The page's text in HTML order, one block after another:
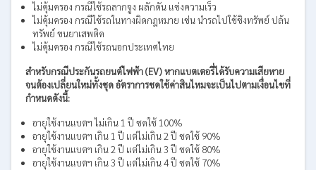
ไม่คุ้มครอง กรณีใช้รถลากจูง ผลักดัน แข่งความเร็ว
ไม่คุ้มครอง กรณีใช้รถในทางผิดกฎหมาย เช่น นำรถไปใช้ชิงทรัพย์ ปล้น
ทรัพย์ ขนยาเสพติด
ไม่คุ้มครอง กรณีใช้รถนอกประเทศไทย
สำหรับกรณีประกันรถยนต์ไฟฟ้า (EV) หากแบตเตอรี่ได้รับความเสียหาย
จนต้องเปลี่ยนใหม่ทั้งชุด อัตราการชดใช้ค่าสินไหมจะเป็นไปตามเงื่อนไขที่
กำหนดดังนี้:
อายุใช้งานแบตฯ ไม่เกิน 1 ปี ชดใช้ 100%
อายุใช้งานแบตฯ เกิน 1 ปี แต่ไม่เกิน 2 ปี ชดใช้ 90%
อายุใช้งานแบตฯ เกิน 2 ปี แต่ไม่เกิน 3 ปี ชดใช้ 80%
อายุใช้งานแบตฯ เกิน 3 ปี แต่ไม่เกิน 4 ปี ชดใช้ 70%